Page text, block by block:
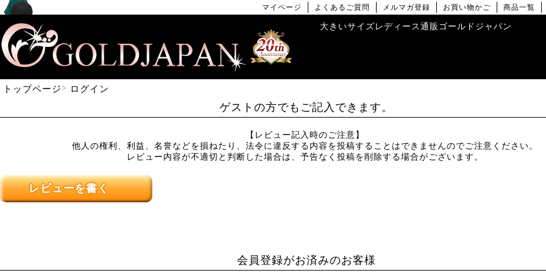
マイページ よくあるご質問 メルマガ登録 お買い物かご 商品一覧
大きいサイズレディース通販ゴールドジャパン
トップページ ログイン
ゲストの方でもご記入できます。
【レビュー記入時のご注意】
他人の権利、利益、名誉などを損ねたり、法令に違反する内容を投稿することはできませんのでご注意ください。
レビュー内容が不適切と判断した場合は、予告なく投稿を削除する場合がございます。
レビューを書く
会員登録がお済みのお客様